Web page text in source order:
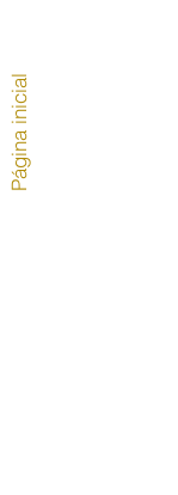
Página inicial